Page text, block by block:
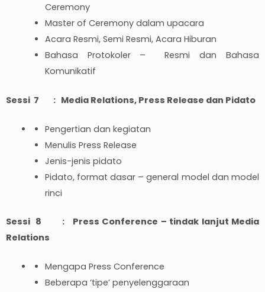
Ceremony
Master of Ceremony dalam upacara
Acara Resmi, Semi Resmi, Acara Hiburan
Bahasa Protokoler – Resmi dan Bahasa
Komunikatif
Sessi 7 : Media Relations, Press Release dan Pidato
Pengertian dan kegiatan
Menulis Press Release
Jenis-jenis pidato
Pidato, format dasar – general model dan model
rinci
Sessi 8 : Press Conference – tindak lanjut Media
Relations
Mengapa Press Conference
Beberapa ‘tipe’ penyelenggaraan